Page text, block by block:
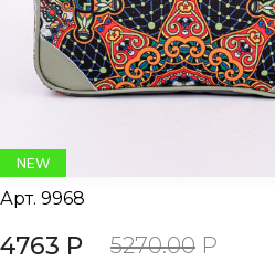
NEW
Арт. 9968
4763 Р 5270.00 Р